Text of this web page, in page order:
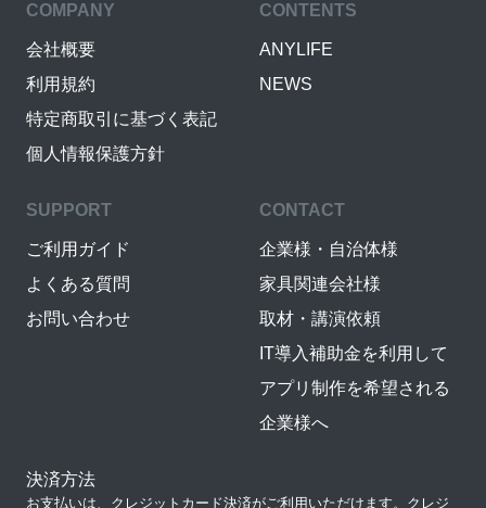
COMPANY
会社概要
利用規約
特定商取引に基づく表記
個人情報保護方針
CONTENTS
ANYLIFE
NEWS
SUPPORT
ご利用ガイド
よくある質問
お問い合わせ
CONTACT
企業様・自治体様
家具関連会社様
取材・講演依頼
IT導入補助金を利用して
アプリ制作を希望される
企業様へ
決済方法
お支払いは、クレジットカード決済がご利用いただけます。クレジ